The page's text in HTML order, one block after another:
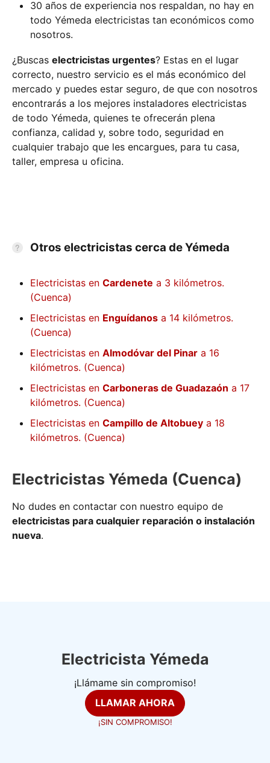
30 años de experiencia nos respaldan, no hay en
todo Yémeda electricistas tan económicos como
nosotros.
¿Buscas electricistas urgentes? Estas en el lugar
correcto, nuestro servicio es el más económico del
mercado y puedes estar seguro, de que con nosotros
encontrarás a los mejores instaladores electricistas
de todo Yémeda, quienes te ofrecerán plena
confianza, calidad y, sobre todo, seguridad en
cualquier trabajo que les encargues, para tu casa,
taller, empresa u oficina.
Otros electricistas cerca de Yémeda
Electricistas en Cardenete a 3 kilómetros.
(Cuenca)
Electricistas en Enguídanos a 14 kilómetros.
(Cuenca)
Electricistas en Almodóvar del Pinar a 16
kilómetros. (Cuenca)
Electricistas en Carboneras de Guadazaón a 17
kilómetros. (Cuenca)
Electricistas en Campillo de Altobuey a 18
kilómetros. (Cuenca)
Electricistas Yémeda (Cuenca)
No dudes en contactar con nuestro equipo de
electricistas para cualquier reparación o instalación
nueva.
Electricista Yémeda
¡Llámame sin compromiso!
LLAMAR AHORA
¡SIN COMPROMISO!